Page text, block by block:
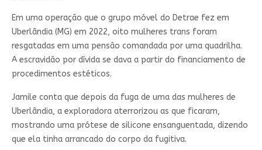
Em uma operação que o grupo móvel do Detrae fez em
Uberlândia (MG) em 2022, oito mulheres trans foram
resgatadas em uma pensão comandada por uma quadrilha.
A escravidão por dívida se dava a partir do financiamento de
procedimentos estéticos.
Jamile conta que depois da fuga de uma das mulheres de
Uberlândia, a exploradora aterrorizou as que ficaram,
mostrando uma prótese de silicone ensanguentada, dizendo
que ela tinha arrancado do corpo da fugitiva.